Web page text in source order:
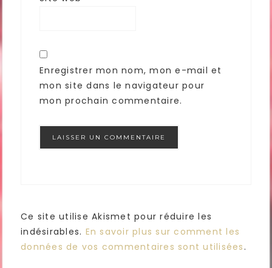
Enregistrer mon nom, mon e-mail et
mon site dans le navigateur pour
mon prochain commentaire.
Ce site utilise Akismet pour réduire les
indésirables. En savoir plus sur comment les
données de vos commentaires sont utilisées .